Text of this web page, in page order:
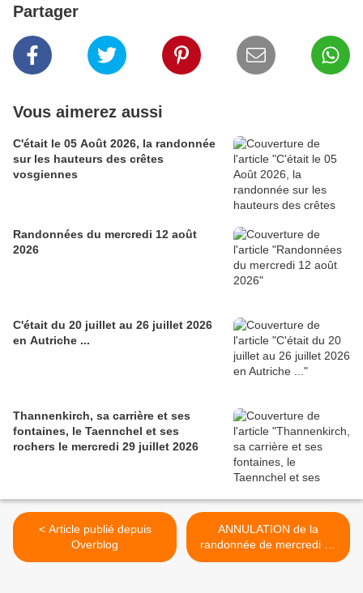
Partager
Vous aimerez aussi
C'était le 05 Août 2026, la randonnée
sur les hauteurs des crêtes
vosgiennes
Randonnées du mercredi 12 août
2026
C'était du 20 juillet au 26 juillet 2026
en Autriche ...
Thannenkirch, sa carrière et ses
fontaines, le Taennchel et ses
rochers le mercredi 29 juillet 2026
< Article publié depuis
Overblog
ANNULATION de la
randonnée de mercredi 28
décembre >